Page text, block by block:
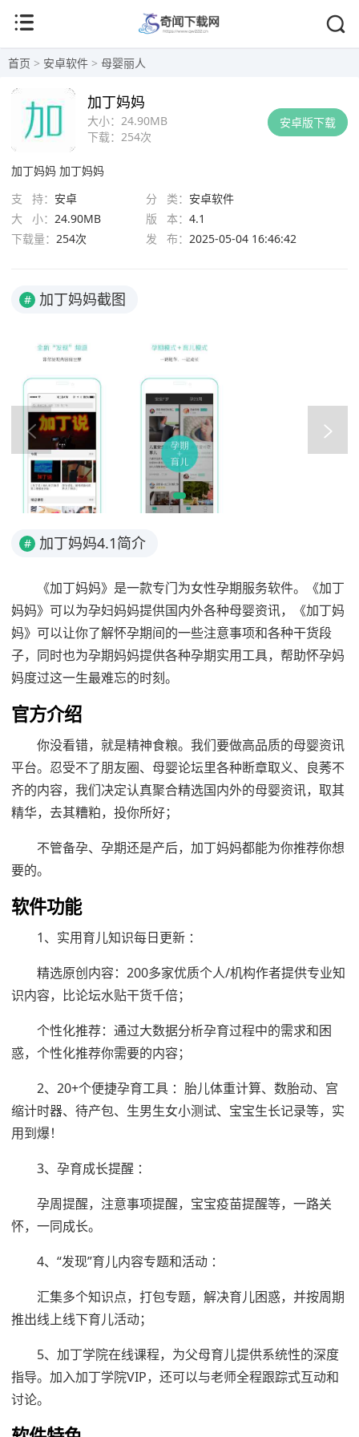
首页 > 安卓软件 > 母婴丽人
安卓版下载
大小： 24.90MB
下载： 254次
加丁妈妈
加丁妈妈 加丁妈妈
支 持： 安卓 分 类： 安卓软件
大 小： 24.90MB 版 本： 4.1
下载量： 254次 发 布： 2025-05-04 16:46:42
# 加丁妈妈截图
# 加丁妈妈4.1简介
《加丁妈妈》是一款专门为女性孕期服务软件。《加丁
妈妈》可以为孕妇妈妈提供国内外各种母婴资讯，《加丁妈
妈》可以让你了解怀孕期间的一些注意事项和各种干货段
子，同时也为孕期妈妈提供各种孕期实用工具，帮助怀孕妈
妈度过这一生最难忘的时刻。
官方介绍
你没看错，就是精神食粮。我们要做高品质的母婴资讯
平台。忍受不了朋友圈、母婴论坛里各种断章取义、良莠不
齐的内容，我们决定认真聚合精选国内外的母婴资讯，取其
精华，去其糟粕，投你所好；
不管备孕、孕期还是产后，加丁妈妈都能为你推荐你想
要的。
软件功能
1、实用育儿知识每日更新 ：
精选原创内容：200多家优质个人/机构作者提供专业知
识内容，比论坛水贴干货千倍；
个性化推荐：通过大数据分析孕育过程中的需求和困
惑，个性化推荐你需要的内容；
2、20+个便捷孕育工具 ：胎儿体重计算、数胎动、宫
缩计时器、待产包、生男生女小测试、宝宝生长记录等，实
用到爆！
3、孕育成长提醒 ：
孕周提醒，注意事项提醒，宝宝疫苗提醒等，一路关
怀，一同成长。
4、“发现”育儿内容专题和活动 ：
汇集多个知识点，打包专题，解决育儿困惑，并按周期
推出线上线下育儿活动；
5、加丁学院在线课程，为父母育儿提供系统性的深度
指导。加入加丁学院VIP，还可以与老师全程跟踪式互动和
讨论。